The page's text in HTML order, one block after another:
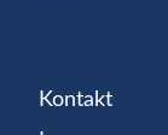
Kontakt